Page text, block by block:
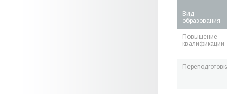
Вид
образования
Повышение
квалификации